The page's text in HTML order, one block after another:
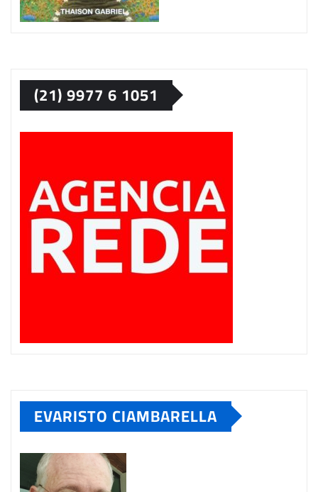
(21) 9977 6 1051
EVARISTO CIAMBARELLA